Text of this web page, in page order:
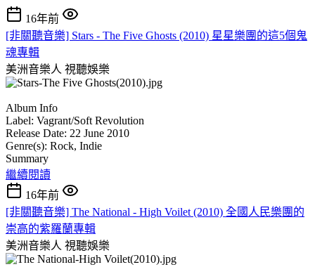
16年前
[非關聽音樂] Stars - The Five Ghosts (2010) 星星樂團的這5個鬼
魂專輯
美洲音樂人 視聽娛樂
Album Info
Label: Vagrant/Soft Revolution
Release Date: 22 June 2010
Genre(s): Rock, Indie
Summary
繼續閱讀
16年前
[非關聽音樂] The National - High Voilet (2010) 全國人民樂團的
崇高的紫羅蘭專輯
美洲音樂人 視聽娛樂